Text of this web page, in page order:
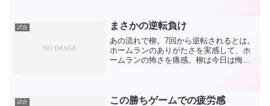
番と言えばそうで、そこを乗り越えろと
いうのが井上監...
試合 まさかの逆転負け
あの流れで柳。7回から逆転されるとは。
ホームランのありがたさを実感して、ホ
ームランの怖さを痛感。柳は今日は悔し
ことと外から見てるのは...
試合 この勝ちゲームでの疲労感